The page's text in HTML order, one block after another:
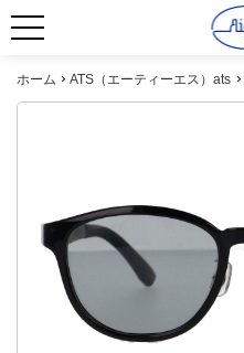
ホーム ATS（エーティーエス）ats